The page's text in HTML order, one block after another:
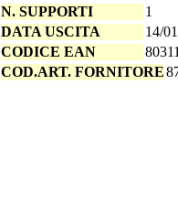
N. SUPPORTI
1
DATA USCITA
14/
CODICE EAN
COD.ART. FORNITORE